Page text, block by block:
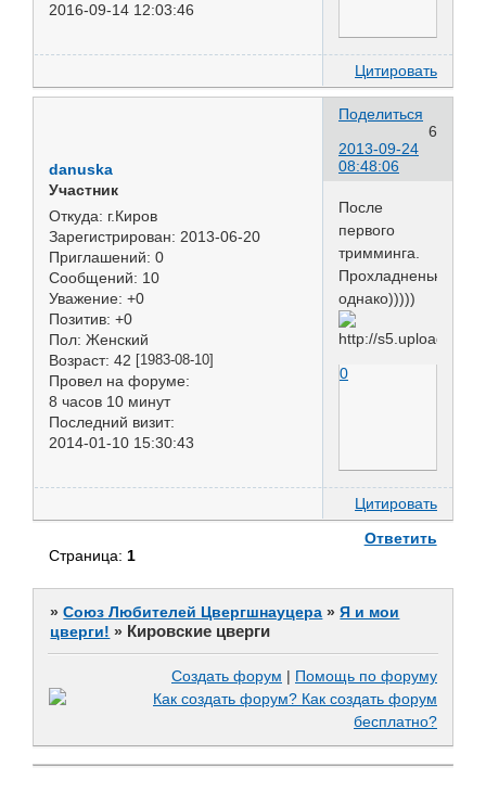
2016-09-14 12:03:46
Цитировать
Поделиться
6
2013-09-24
08:48:06
danuska
Участник
Откуда: г.Киров
Зарегистрирован: 2013-06-20
Приглашений: 0
Сообщений: 10
Уважение: +0
Позитив: +0
Пол: Женский
Возраст: 42 [1983-08-10]
Провел на форуме:
8 часов 10 минут
Последний визит:
2014-01-10 15:30:43
После
первого
тримминга.
Прохладненько,
однако)))))
0
Цитировать
Ответить
Страница:1
»Союз Любителей Цвергшнауцера »Я и мои
цверги! » Кировские цверги
Создать форум | Помощь по форуму